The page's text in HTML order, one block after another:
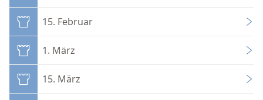
15. Februar
1. März
15. März